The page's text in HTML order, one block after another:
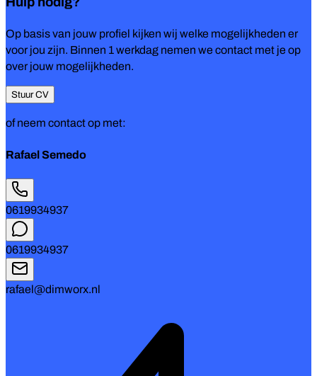
Op basis van jouw profiel kijken wij welke mogelijkheden er
voor jou zijn. Binnen 1 werkdag nemen we contact met je op
over jouw mogelijkheden.
Stuur CV
of neem contact op met:
Rafael Semedo
0619934937
0619934937
rafael@dimworx.nl